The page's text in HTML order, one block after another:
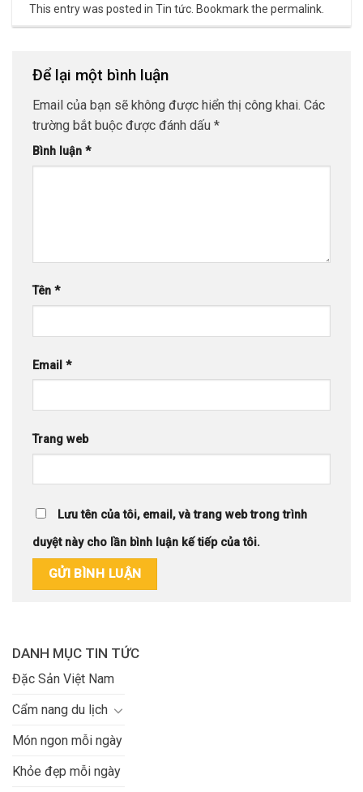
This entry was posted in Tin tức. Bookmark the permalink.
Để lại một bình luận
Email của bạn sẽ không được hiển thị công khai. Các
trường bắt buộc được đánh dấu *
Bình luận *
Tên *
Email *
Trang web
Lưu tên của tôi, email, và trang web trong trình
duyệt này cho lần bình luận kế tiếp của tôi.
DANH MỤC TIN TỨC
Đặc Sản Việt Nam
Cẩm nang du lịch
Món ngon mỗi ngày
Khỏe đẹp mỗi ngày